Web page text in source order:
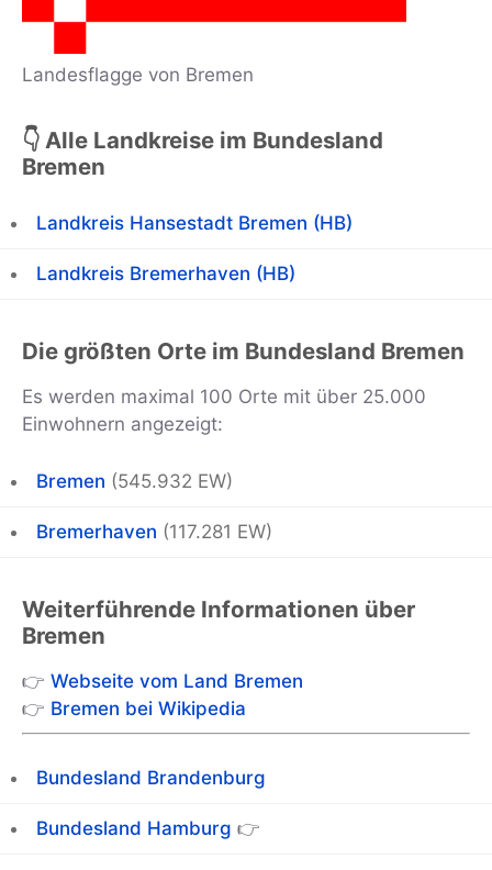
Landesflagge von Bremen
👇 Alle Landkreise im Bundesland
Bremen
Landkreis Hansestadt Bremen (HB)
Landkreis Bremerhaven (HB)
Die größten Orte im Bundesland Bremen
Es werden maximal 100 Orte mit über 25.000
Einwohnern angezeigt:
Bremen (545.932 EW)
Bremerhaven (117.281 EW)
Weiterführende Informationen über
Bremen
👉 Webseite vom Land Bremen
👉 Bremen bei Wikipedia
Bundesland Brandenburg
Bundesland Hamburg